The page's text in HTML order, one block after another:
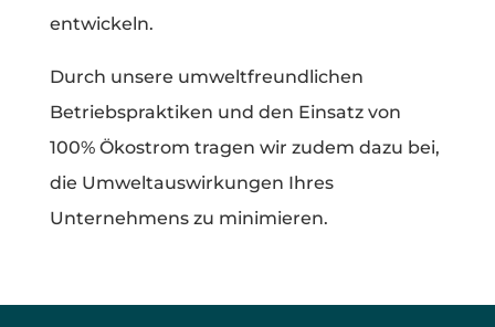
entwickeln.
Durch unsere umweltfreundlichen
Betriebspraktiken und den Einsatz von
100% Ökostrom tragen wir zudem dazu bei,
die Umweltauswirkungen Ihres
Unternehmens zu minimieren.